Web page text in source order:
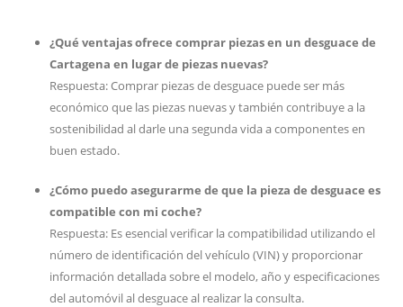
¿Qué ventajas ofrece comprar piezas en un desguace de
Cartagena en lugar de piezas nuevas?
Respuesta: Comprar piezas de desguace puede ser más
económico que las piezas nuevas y también contribuye a la
sostenibilidad al darle una segunda vida a componentes en
buen estado.
¿Cómo puedo asegurarme de que la pieza de desguace es
compatible con mi coche?
Respuesta: Es esencial verificar la compatibilidad utilizando el
número de identificación del vehículo (VIN) y proporcionar
información detallada sobre el modelo, año y especificaciones
del automóvil al desguace al realizar la consulta.